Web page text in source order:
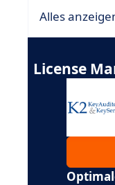
Alles
License